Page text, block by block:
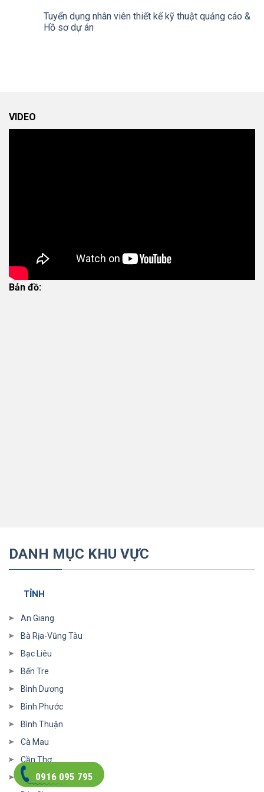
Tuyển dụng nhân viên thiết kế kỹ thuật quảng cáo &
Hồ sơ dự án
VIDEO
Bản đồ:
DANH MỤC KHU VỰC
TỈNH
An Giang
Bà Rịa-Vũng Tàu
Bạc Liêu
Bến Tre
Bình Dương
Bình Phước
Bình Thuận
Cà Mau
Cần Thơ
Bắc Cạn0916 095 795